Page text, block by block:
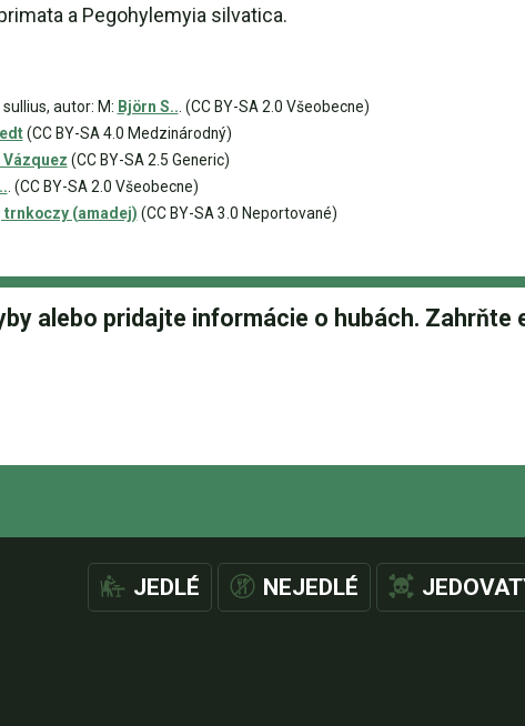
a Pegohylemyia silvatica.
autor: M: Björn S.. . (CC BY-SA 2.0 Všeobecne)
(CC BY-SA 4.0 Medzinárodný)
(CC BY-SA 2.5 Generic)
. (CC BY-SA 2.0 Všeobecne)
trnkoczy (amadej) (CC BY-SA 3.0 Neportované)
JEDLÉ NEJEDLÉ